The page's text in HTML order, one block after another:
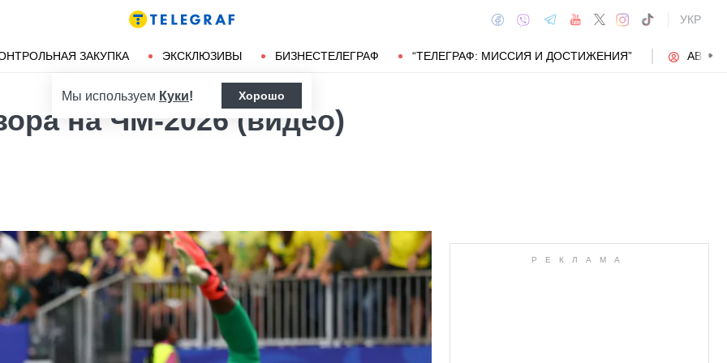
УКР
ЗАКУПКА ЭКСКЛЮЗИВЫ БИЗНЕСТЕЛЕГРАФ “ТЕЛЕГРАФ: МИССИЯ И ДОСТИЖЕНИЯ”
Мы используем Куки! Хорошо
на ЧМ-2026 (видео)